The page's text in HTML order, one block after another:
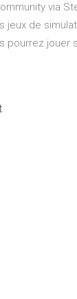
via
jeux de
pourrez jouer